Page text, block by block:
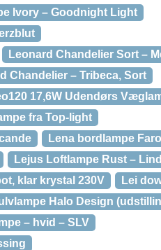
Ivory – Goodnight Light
Leonard Chandelier Sort –
Chandelier – Tribeca, Sort
17,6W Udendørs
fra Top-light
Lena bordlampe Faro
Lejus Loftlampe Rust –
klar krystal 230V
Lei
Halo Design
– hvid – SLV